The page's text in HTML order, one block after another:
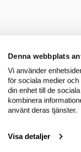
Denna webbplats
Vi använder
för sociala medier
din enhet till de
kombinera
använt deras tjänster.
Visa detaljer